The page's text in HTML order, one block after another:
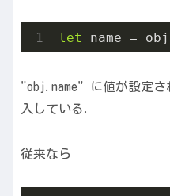
let name =
"obj.name" に値が設定さ
入している．
従来なら